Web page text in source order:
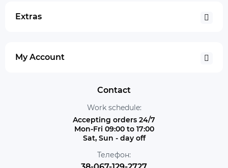
Extras
My Account
Contact
Work schedule:
Accepting orders 24/7
Mon-Fri 09:00 to 17:00
Sat, Sun - day off
Телефон: